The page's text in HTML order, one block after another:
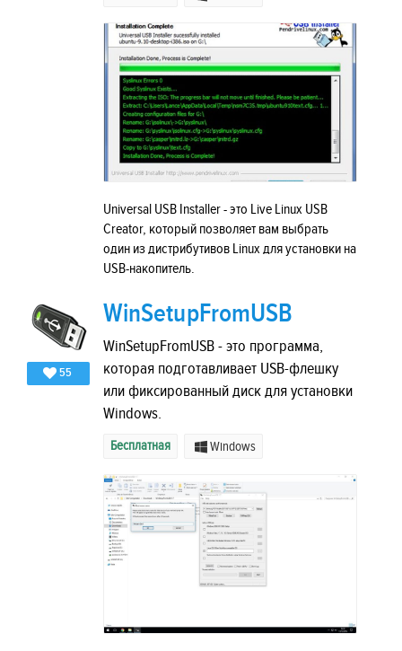
Universal USB Installer - это Live Linux USB
Creator, который позволяет вам выбрать
один из дистрибутивов Linux для установки на
USB-накопитель.
55
WinSetupFromUSB
WinSetupFromUSB - это программа,
которая подготавливает USB-флешку
или фиксированный диск для установки
Windows.
Бесплатная Windows